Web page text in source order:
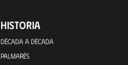
HISTORIA
DÉCADA A DÉCADA
PALMARÉS